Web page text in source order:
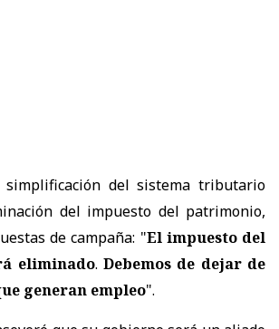
simplificación del sistema tributario
del impuesto del patrimonio,
de campaña: "El impuesto del
eliminado.Debemos de dejar de
generan empleo".